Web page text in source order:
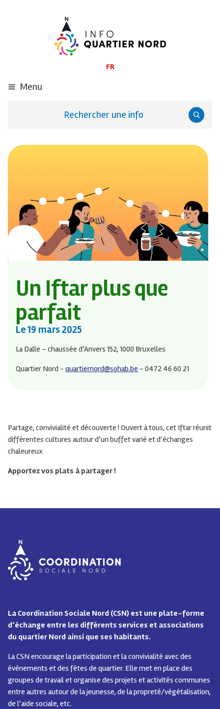
FR
Menu
Rechercher une info
Un Iftar plus que
parfait
Le19 mars 2025
La Dalle – chaussée d’Anvers 152, 1000 Bruxelles
Quartier Nord - quartiernord@sohab.be - 0472 46 60 21
Partage, convivialité et découverte ! Ouvert à tous, cet Iftar réunit
différentes cultures autour d’un buffet varié et d’échanges
chaleureux
Apportez vos plats à partager !
La Coordination Sociale Nord (CSN) est une plate-forme
d’échange entre les différents services et associations
du quartier Nord ainsi que ses habitants.
La CSN encourage la participation et la convivialité avec des
événements et des fêtes de quartier. Elle met en place des
groupes de travail et organise des projets et activités communes
entre autres autour de la jeunesse, de la propreté/végétalisation,
de l’aide sociale, etc.